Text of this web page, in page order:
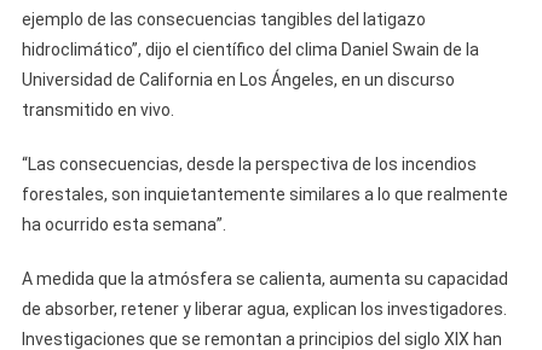
ejemplo de las consecuencias tangibles del latigazo
hidroclimático”, dijo el científico del clima Daniel Swain de la
Universidad de California en Los Ángeles, en un discurso
transmitido en vivo.
“Las consecuencias, desde la perspectiva de los incendios
forestales, son inquietantemente similares a lo que realmente
ha ocurrido esta semana”.
A medida que la atmósfera se calienta, aumenta su capacidad
de absorber, retener y liberar agua, explican los investigadores.
Investigaciones que se remontan a principios del siglo XIX han